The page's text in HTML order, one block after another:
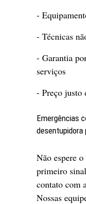
-
- Técnicas
- Garantia
serviços
- Preço justo
Emergências
desentupidora
Não espere
primeiro
contato com
Nossas